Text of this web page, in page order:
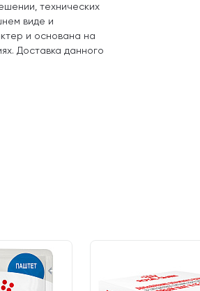
технических
виде и
и основана на
Доставка данного